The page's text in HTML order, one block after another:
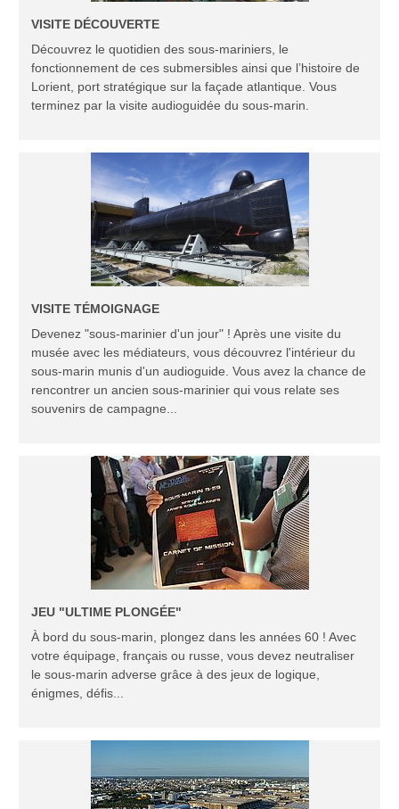
VISITE DÉCOUVERTE
Découvrez le quotidien des sous-mariniers, le
fonctionnement de ces submersibles ainsi que l’histoire de
Lorient, port stratégique sur la façade atlantique. Vous
terminez par la visite audioguidée du sous-marin.
VISITE TÉMOIGNAGE
Devenez "sous-marinier d'un jour" ! Après une visite du
musée avec les médiateurs, vous découvrez l'intérieur du
sous-marin munis d'un audioguide. Vous avez la chance de
rencontrer un ancien sous-marinier qui vous relate ses
souvenirs de campagne...
JEU "ULTIME PLONGÉE"
À bord du sous-marin, plongez dans les années 60 ! Avec
votre équipage, français ou russe, vous devez neutraliser
le sous-marin adverse grâce à des jeux de logique,
énigmes, défis...